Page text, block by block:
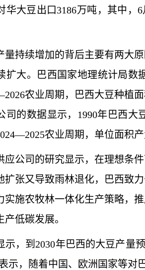
华大豆出口3186万吨，其中
续增加的背后主要有两大原
扩大。巴西国家地理统计局数
农业周期，巴西大豆种植
司的数据显示，1990年巴西
农业周期，单位面积产
司的研究显示，在理想条件
扩张又导致雨林退化，巴西致
实施农牧林一体化生产策略，
低碳发展。
到2030年巴西的大豆产量预
示，随着中国、欧洲国家等对